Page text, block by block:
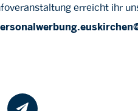
erreicht ihr